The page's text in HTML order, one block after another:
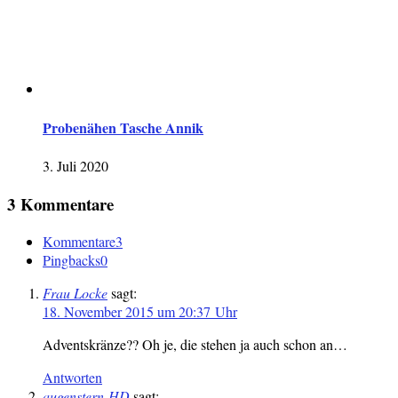
Probenähen Tasche Annik
3. Juli 2020
3 Kommentare
Kommentare3
Pingbacks0
Frau Lockesagt:
18. November 2015 um 20:37 Uhr
Adventskränze?? Oh je, die stehen ja auch schon an…
Antworten